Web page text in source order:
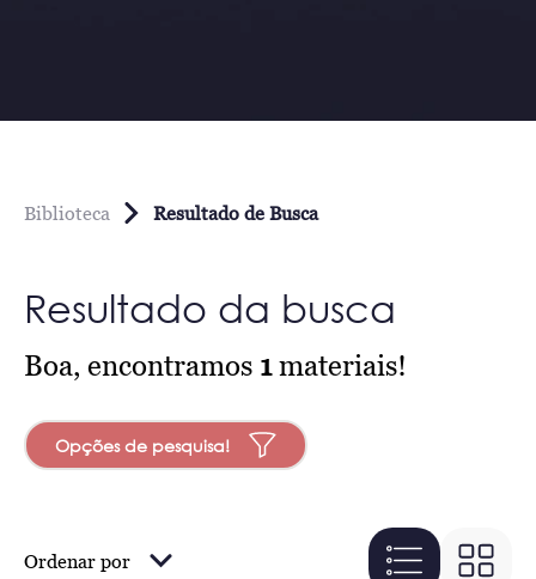
Biblioteca Resultado de Busca
Resultado da busca
Boa, encontramos 1materiais!
Opções de pesquisa!
Ordenar por